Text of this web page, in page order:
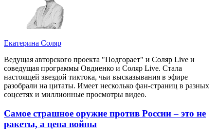
Екатерина Соляр
Ведущая авторского проекта "Подгорает" и Соляр Live и
соведущая программы Овдиенко и Соляр Live. Стала
настоящей звездой тиктока, чьи высказывания в эфире
разобрали на цитаты. Имеет несколько фан-страниц в разных
соцсетях и миллионные просмотры видео.
Самое страшное оружие против России – это не
ракеты, а цена войны